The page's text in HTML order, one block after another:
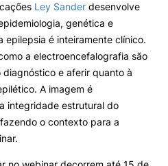
Ley Sander desenvolve
genética e
epilepsia é inteiramente clínico.
a electroencefalografia são
e aferir quanto à
A imagem é
integridade estrutural do
o contexto para a